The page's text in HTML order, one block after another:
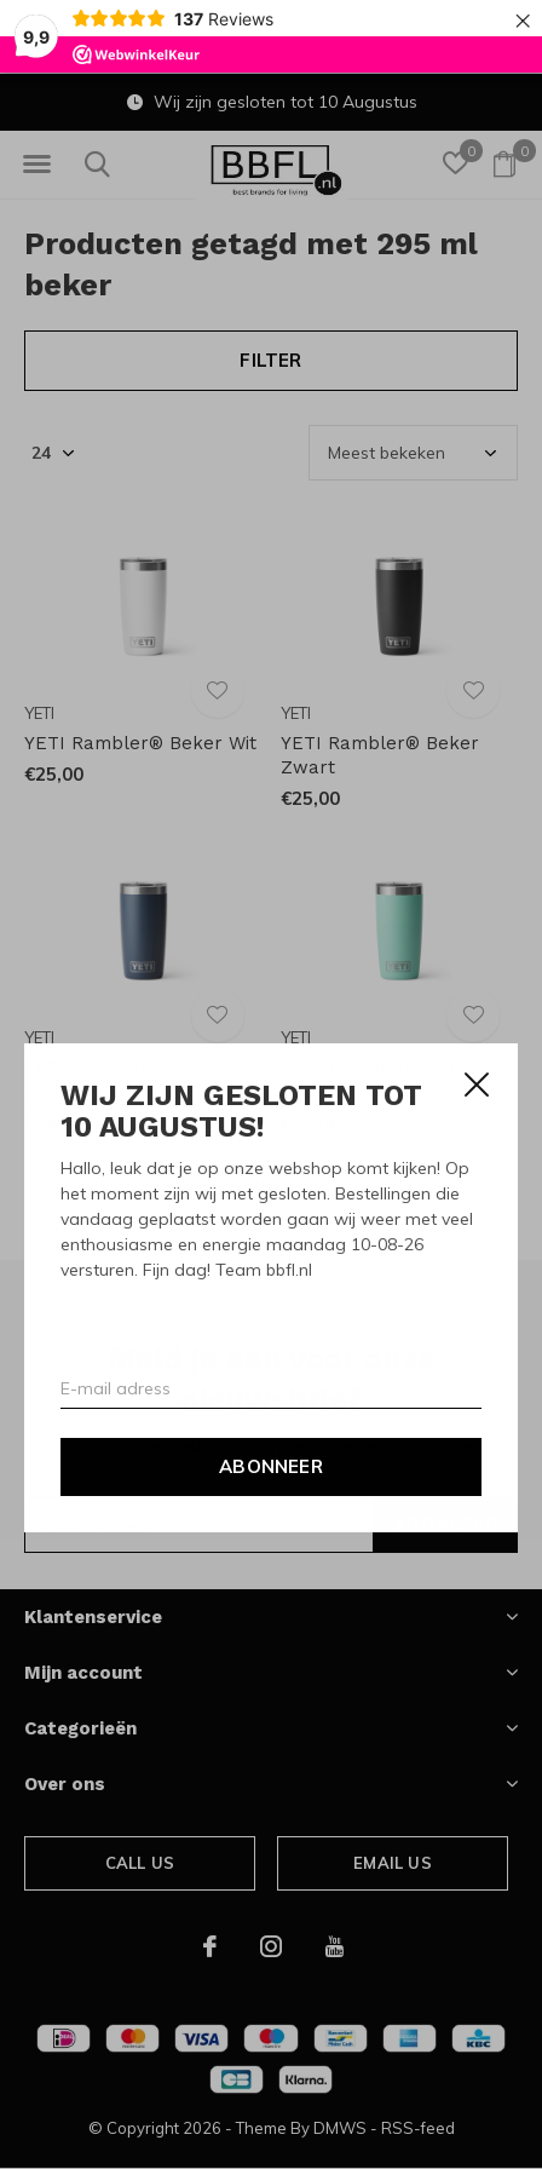
9,9
137 Reviews ×
WIJ ZIJN GESLOTEN TOT
10 AUGUSTUS!
Hallo, leuk dat je op onze webshop komt kijken! Op
het moment zijn wij met gesloten. Bestellingen die
vandaag geplaatst worden gaan wij weer met veel
enthousiasme en energie maandag 10-08-26
versturen. Fijn dag! Team bbfl.nl
ABONNEER
0 0
Wij zijn gesloten tot 10 Augustus
Producten getagd met 295 ml
beker
FILTER
YETI
YETI Rambler® Beker Wit
€25,00
YETI
YETI Rambler® Beker
Zwart
€25,00
YETI
Navy
€25,00
YETI
YETI Rambler® Beker
Seafoam
Seen 4 of the 4 products
nieuwsbrief
Klantenservice
Mijn account
Categorieën
Over ons
CALL US EMAIL US
© Copyright 2026 - Theme By DMWS - RSS-feed